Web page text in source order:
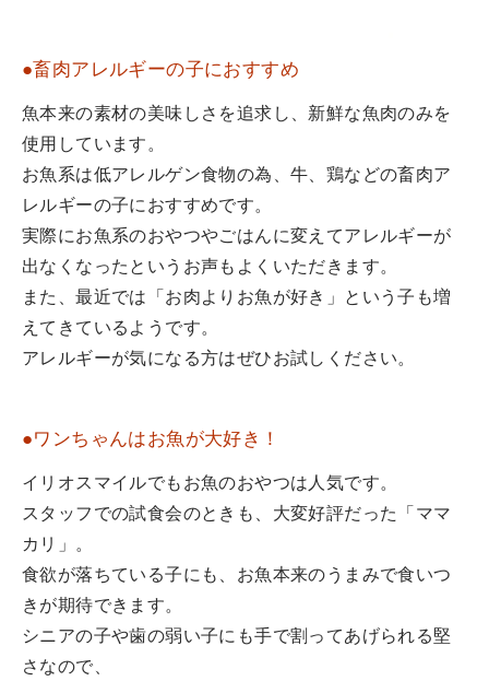
●畜肉アレルギーの子におすすめ
魚本来の素材の美味しさを追求し、新鮮な魚肉のみを
使用しています。
お魚系は低アレルゲン食物の為、牛、鶏などの畜肉ア
レルギーの子におすすめです。
実際にお魚系のおやつやごはんに変えてアレルギーが
出なくなったというお声もよくいただきます。
また、最近では「お肉よりお魚が好き」という子も増
えてきているようです。
アレルギーが気になる方はぜひお試しください。
●ワンちゃんはお魚が大好き！
イリオスマイルでもお魚のおやつは人気です。
スタッフでの試食会のときも、大変好評だった「ママ
カリ」。
食欲が落ちている子にも、お魚本来のうまみで食いつ
きが期待できます。
シニアの子や歯の弱い子にも手で割ってあげられる堅
さなので、